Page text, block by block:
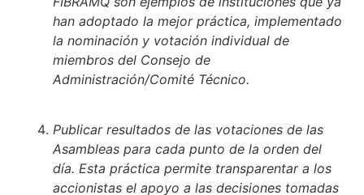
han adoptado la mejor práctica, implementado
la nominación y votación individual de
miembros del Consejo de
Administración/Comité Técnico.
Publicar resultados de las votaciones de las
Asambleas para cada punto de la orden del
día. Esta práctica permite transparentar a los
accionistas el apoyo a las decisiones tomadas